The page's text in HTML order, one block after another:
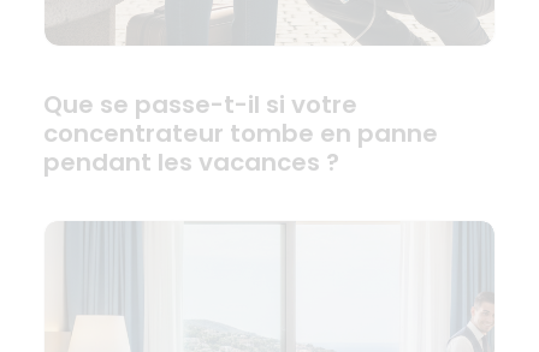
Que se passe-t-il si votre
concentrateur tombe en panne
pendant les vacances ?